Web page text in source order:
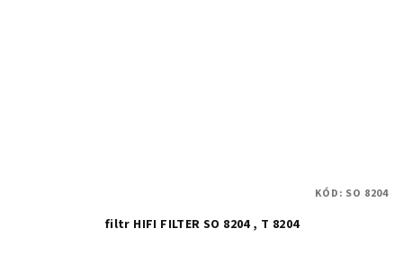
filtr HIFI FILTER SO 8204 , T 8204
KÓD: SO 8204